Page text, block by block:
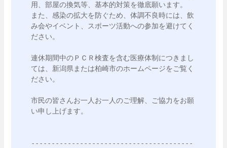
用、部屋の換気等、基本的対策を徹底願います。
また、感染の拡大を防ぐため、体調不良時には、飲
み会やイベント、スポーツ活動への参加を避けてく
ださい。
連休期間中のＰＣＲ検査を含む医療体制につきまし
ては、新潟県または柏崎市のホームページをご覧く
ださい。
市民の皆さんお一人お一人のご理解、ご協力をお願
い申し上げます。
----------------------------------------